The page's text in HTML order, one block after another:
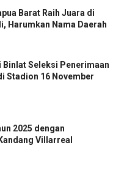
Barat Raih Juara di
Harumkan Nama Daerah
Binlat Seleksi Penerimaan
Stadion 16 November
2025 dengan
Villarreal